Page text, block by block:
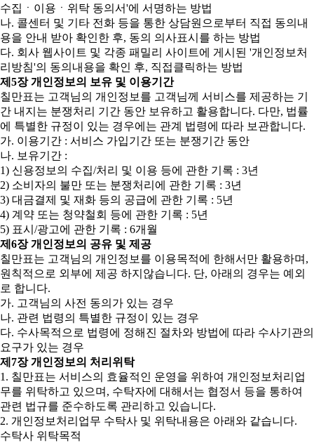
수집ㆍ이용ㆍ위탁 동의서'에 서명하는 방법
나. 콜센터 및 기타 전화 등을 통한 상담원으로부터 직접 동의내
용을 안내 받아 확인한 후, 동의 의사표시를 하는 방법
다. 회사 웹사이트 및 각종 패밀리 사이트에 게시된 '개인정보처
리방침'의 동의내용을 확인 후, 직접클릭하는 방법
제5장 개인정보의 보유 및 이용기간
칠만표는 고객님의 개인정보를 고객님께 서비스를 제공하는 기
간 내지는 분쟁처리 기간 동안 보유하고 활용합니다. 다만, 법률
에 특별한 규정이 있는 경우에는 관계 법령에 따라 보관합니다.
가. 이용기간 : 서비스 가입기간 또는 분쟁기간 동안
나. 보유기간 :
1) 신용정보의 수집/처리 및 이용 등에 관한 기록 : 3년
2) 소비자의 불만 또는 분쟁처리에 관한 기록 : 3년
3) 대금결제 및 재화 등의 공급에 관한 기록 : 5년
4) 계약 또는 청약철회 등에 관한 기록 : 5년
5) 표시/광고에 관한 기록 : 6개월
제6장 개인정보의 공유 및 제공
칠만표는 고객님의 개인정보를 이용목적에 한해서만 활용하며,
원칙적으로 외부에 제공 하지않습니다. 단, 아래의 경우는 예외
로 합니다.
가. 고객님의 사전 동의가 있는 경우
나. 관련 법령의 특별한 규정이 있는 경우
다. 수사목적으로 법령에 정해진 절차와 방법에 따라 수사기관의
요구가 있는 경우
제7장 개인정보의 처리위탁
1. 칠만표는 서비스의 효율적인 운영을 위하여 개인정보처리업
무를 위탁하고 있으며, 수탁자에 대해서는 협정서 등을 통하여
관련 법규를 준수하도록 관리하고 있습니다.
2. 개인정보처리업무 수탁사 및 위탁내용은 아래와 같습니다.
수탁사 위탁목적